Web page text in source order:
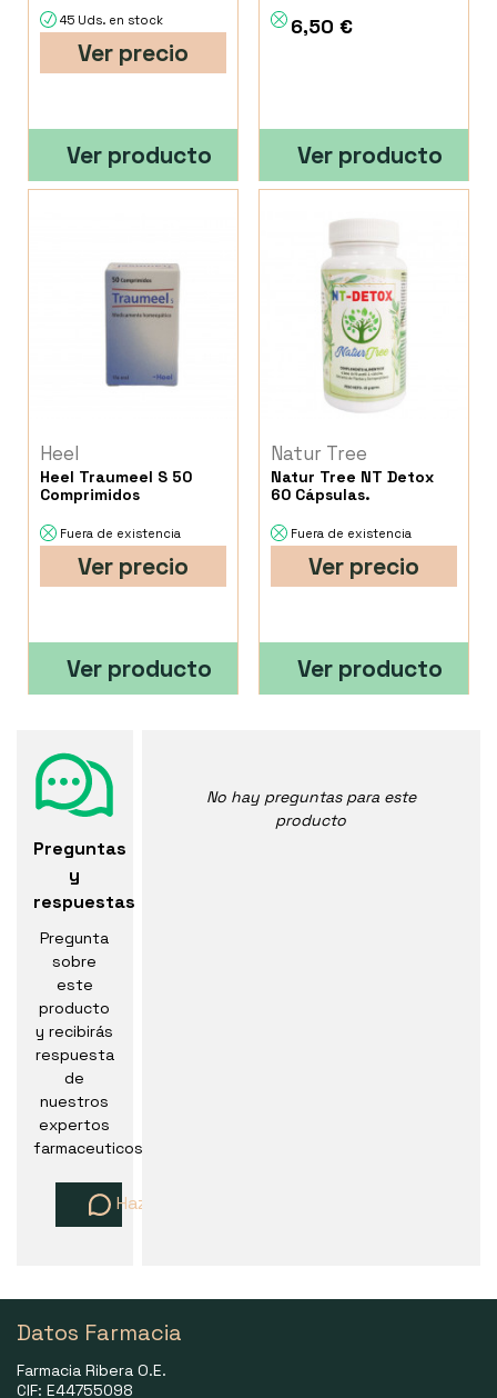
45 Uds. en stock
Ver precio
Ver producto
6,50 €
Ver producto
Heel
Heel Traumeel S 50
Comprimidos
Fuera de existencia
Ver precio
Ver producto
Natur Tree
Natur Tree NT Detox
60 Cápsulas.
Fuera de existencia
Ver precio
Ver producto
Preguntas
y
respuestas
Pregunta
sobre
este
producto
y recibirás
respuesta
de
nuestros
expertos
farmaceuticos
Haz una pregunta
No hay preguntas para este
producto
Datos Farmacia
Farmacia Ribera O.E.
CIF: E44755098